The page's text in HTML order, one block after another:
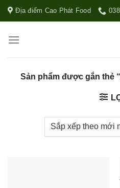
Địa điểm Cao Phát Food
Sản phẩm được gắn thẻ